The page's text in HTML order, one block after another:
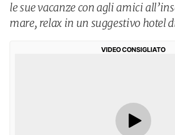
le sue vacanze con agli amici
mare, relax in un suggestivo hotel
VIDEO CONSIGLIATO